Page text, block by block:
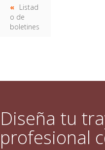
Listad
o de
boletines
Diseña tu
profesional